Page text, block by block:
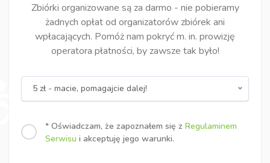
Zbiórki organizowane są za darmo - nie pobieramy
żadnych opłat od organizatorów zbiórek ani
wpłacających. Pomóż nam pokryć m. in. prowizję
operatora płatności, by zawsze tak było!
5 zł - macie, pomagajcie dalej!
* Oświadczam, że zapoznałem się z Regulaminem
Serwisu i akceptuję jego warunki.